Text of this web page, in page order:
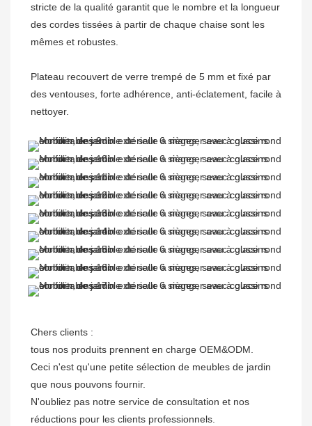
stricte de la qualité garantit que le nombre et la longueur
des cordes tissées à partir de chaque chaise sont les
Plateau recouvert de verre trempé de 5 mm et fixé par
des ventouses, forte adhérence, anti-éclatement, facile à
Chers clients :
tous nos produits prennent en charge OEM&ODM.
Ceci n'est qu'une petite sélection de meubles de jardin
que nous pouvons fournir.
N'oubliez pas notre service de consultation et nos
réductions pour les clients professionnels.